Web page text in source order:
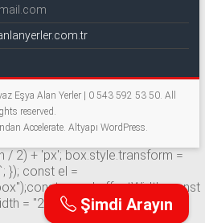
Eşya Alan Yerler | 0 543 592 53 50. All
reserved.
Accelerate. Altyapı WordPress.
Şimdi Arayın
/ 2) + 'px'; box.style.transform =
}); const el =
w = el.offsetWidth; const
= "200px"; el.style.height =